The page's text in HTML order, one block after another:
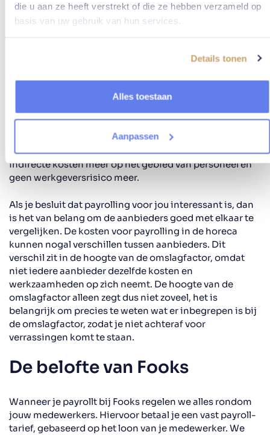
die u aan ze heeft verstrekt of die ze hebben verzameld op
basis van uw gebruik van hun services.
Details tonen
Alles toestaan
Aanpassen
premie, maar bijvoorbeeld ook het aantal weken
eigen risico en de kosten voor Wet Poortwachter.
Er zijn kosten verbonden aan payrolling, maar omdat je
al je personeelszaken bij één bedrijf onderbrengt, zelf
geen werkgeversrisico’s meer loopt en geen diensten
bij meerdere bedrijven inkoopt, levert de keuze voor
payrolling vaak juist besparingen op. Je betaalt een
vast payroll-tarief per gewerkt uur en that’s it. Geen
indirecte kosten meer op het gebied van personeel en
geen werkgeversrisico meer.
Als je besluit dat payrolling voor jou interessant is, dan
is het van belang om de aanbieders goed met elkaar te
vergelijken. De kosten voor payrolling in de horeca
kunnen nogal verschillen tussen aanbieders. Dit
verschil zit in de hoogte van de omslagfactor, omdat
niet iedere aanbieder dezelfde kosten en
werkzaamheden op zich neemt. De hoogte van de
omslagfactor alleen zegt dus niet zoveel, het is
belangrijk om precies te weten wat er inbegrepen is bij
de omslagfactor, zodat je niet achteraf voor
verrassingen komt te staan.
De belofte van Fooks
Wanneer je payrollt bij Fooks regelen we alles rondom
jouw medewerkers. Hiervoor betaal je een vast payroll-
tarief, gebaseerd op het loon van je medewerker. We